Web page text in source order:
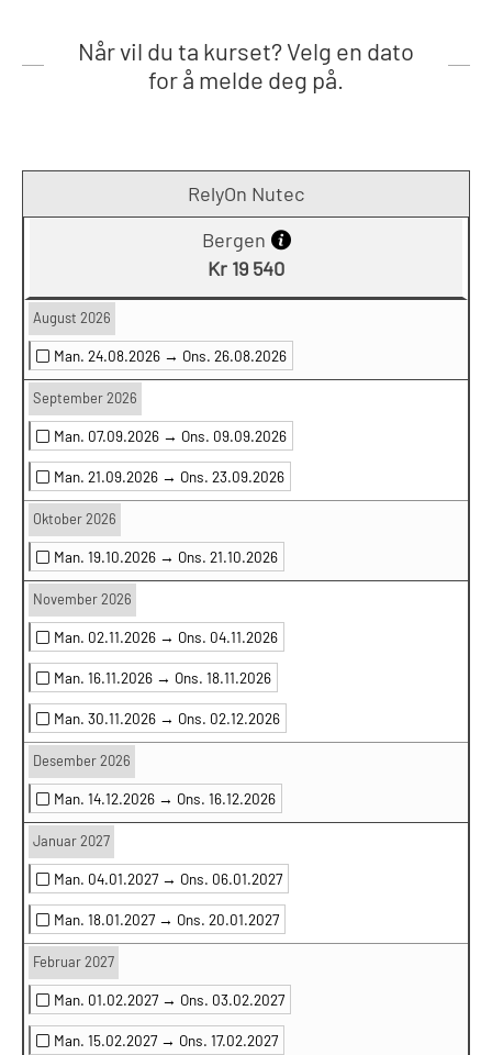
Når vil du ta kurset? Velg en dato
for å melde deg på.
RelyOn Nutec
Bergen
Kr 19 540
August 2026
Man. 24.08.2026 → Ons. 26.08.2026
September 2026
Man. 07.09.2026 → Ons. 09.09.2026
Man. 21.09.2026 → Ons. 23.09.2026
Oktober 2026
Man. 19.10.2026 → Ons. 21.10.2026
November 2026
Man. 02.11.2026 → Ons. 04.11.2026
Man. 16.11.2026 → Ons. 18.11.2026
Man. 30.11.2026 → Ons. 02.12.2026
Desember 2026
Man. 14.12.2026 → Ons. 16.12.2026
Januar 2027
Man. 04.01.2027 → Ons. 06.01.2027
Man. 18.01.2027 → Ons. 20.01.2027
Februar 2027
Man. 01.02.2027 → Ons. 03.02.2027
Man. 15.02.2027 → Ons. 17.02.2027